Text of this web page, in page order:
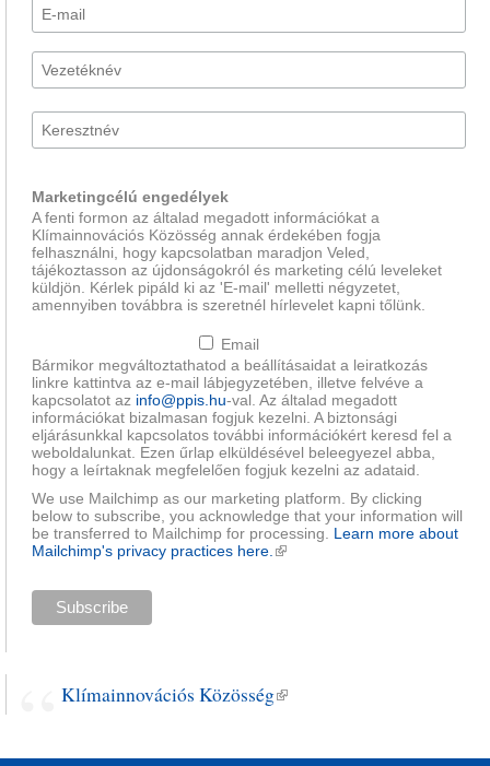
Marketingcélú engedélyek
A fenti formon az általad megadott információkat a
Klímainnovációs Közösség annak érdekében fogja
felhasználni, hogy kapcsolatban maradjon Veled,
tájékoztasson az újdonságokról és marketing célú leveleket
küldjön. Kérlek pipáld ki az 'E-mail' melletti négyzetet,
amennyiben továbbra is szeretnél hírlevelet kapni tőlünk.
Email
Bármikor megváltoztathatod a beállításaidat a leiratkozás
linkre kattintva az e-mail lábjegyzetében, illetve felvéve a
kapcsolatot az info@ppis.hu-val. Az általad megadott
információkat bizalmasan fogjuk kezelni. A biztonsági
eljárásunkkal kapcsolatos további információkért keresd fel a
weboldalunkat. Ezen űrlap elküldésével beleegyezel abba,
hogy a leírtaknak megfelelően fogjuk kezelni az adataid.
We use Mailchimp as our marketing platform. By clicking
below to subscribe, you acknowledge that your information will
be transferred to Mailchimp for processing. Learn more about
Mailchimp's privacy practices here. (külső hivatkozás)
Klímainnovációs Közösség(külső hivatkozás)